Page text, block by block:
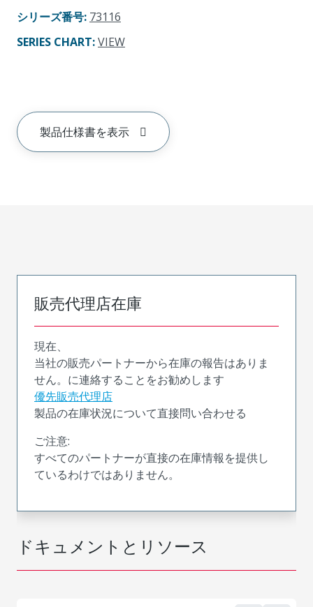
シリーズ番号: 73116
SERIES CHART:VIEW
製品仕様書を表示
ドキュメントとリソース
販売代理店在庫
現在、
当社の販売パートナーから在庫の報告はありま
せん。に連絡することをお勧めします
優先販売代理店
製品の在庫状況について直接問い合わせる
ご注意:
すべてのパートナーが直接の在庫情報を提供し
ているわけではありません。